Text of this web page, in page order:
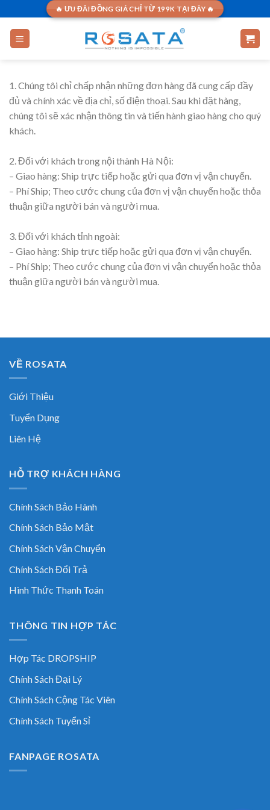
content
🔥 ƯU ĐÃI ĐỒNG GIÁ CHỈ TỪ 199K TẠI ĐÂY 🔥
1. Chúng tôi chỉ chấp nhận những đơn hàng đã cung cấp đầy
đủ và chính xác về địa chỉ, số điện thoại. Sau khi đặt hàng,
chúng tôi sẽ xác nhận thông tin và tiến hành giao hàng cho quý
khách.
2. Đối với khách trong nội thành Hà Nội:
– Giao hàng: Ship trực tiếp hoặc gửi qua đơn vị vận chuyển.
– Phí Ship; Theo cước chung của đơn vị vận chuyển hoặc thỏa
thuận giữa người bán và người mua.
3. Đối với khách tỉnh ngoài​:
– Giao hàng: Ship trực tiếp hoặc gửi qua đơn vị vận chuyển.
– Phí Ship; Theo cước chung của đơn vị vận chuyển hoặc thỏa
thuận giữa người bán và người mua.
VỀ ROSATA
Giới Thiệu
Tuyển Dụng
Liên Hệ
HỖ TRỢ KHÁCH HÀNG
Chính Sách Bảo Hành
Chính Sách Bảo Mật
Chính Sách Vận Chuyển
Chính Sách Đổi Trả
Hình Thức Thanh Toán
THÔNG TIN HỢP TÁC
Hợp Tác DROPSHIP
Chính Sách Đại Lý
Chính Sách Cộng Tác Viên
Chính Sách Tuyển Sỉ
FANPAGE ROSATA